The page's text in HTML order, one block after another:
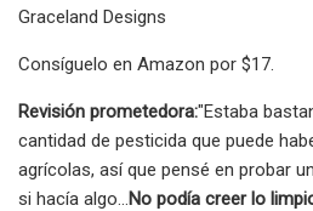
Graceland Designs
Consíguelo en Amazon por $17.
Revisión prometedora:"Estaba
cantidad de pesticida que puede
agrícolas, así que pensé en probar
si hacía algo...No podía creer lo